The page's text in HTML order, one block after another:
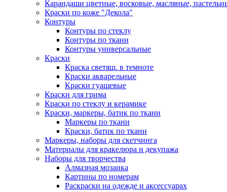
Карандаши цветные, восковые, масляные,
Краски по коже "Декола"
Контуры
Контуры по стеклу
Контуры по ткани
Контуры универсальные
Краски
Краска светящ. в темноте
Краски акварельные
Краски гуашевые
Краски для грима
Краски по стеклу и керамике
Краски, маркеры, батик по ткани
Маркеры по ткани
Краски, батик по ткани
Маркеры, наборы для скетчинга
Материалы для кракелюра и декупажа
Наборы для творчества
Алмазная мозаика
Картины по номерам
Раскраски на одежде и аксессуарах